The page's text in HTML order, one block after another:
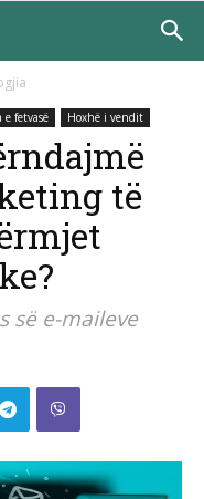
e fetvasë Hoxhë i vendit
të
së e-maileve